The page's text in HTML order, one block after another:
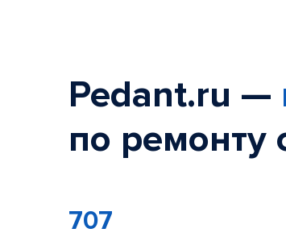
Pedant.ru —
по ремонту
707